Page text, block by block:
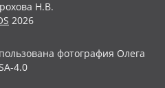
Н.В.
2026
фотография Олега
4.0